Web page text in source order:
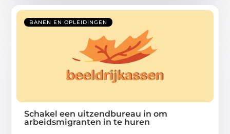
BANEN EN OPLEIDINGEN
Schakel een uitzendbureau in om
arbeidsmigranten in te huren